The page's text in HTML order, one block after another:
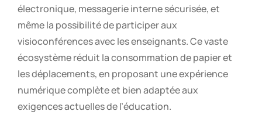
électronique, messagerie interne sécurisée, et
même la possibilité de participer aux
visioconférences avec les enseignants. Ce vaste
écosystème réduit la consommation de papier et
les déplacements, en proposant une expérience
numérique complète et bien adaptée aux
exigences actuelles de l’éducation.